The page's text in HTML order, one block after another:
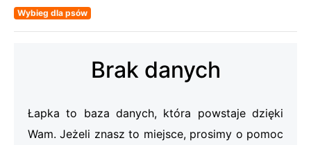
Wybieg dla psów
Brak danych
Łapka to baza danych, która powstaje dzięki
Wam. Jeżeli znasz to miejsce, prosimy o pomoc